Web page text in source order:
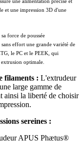
et une impression 3D d'une
sa force de poussée
effort une grande variété de
le PC et le PEEK, qui
optimale.
filaments : L'extrudeur
large gamme de
ainsi la liberté de choisir
sereines :
APUS Phætus®